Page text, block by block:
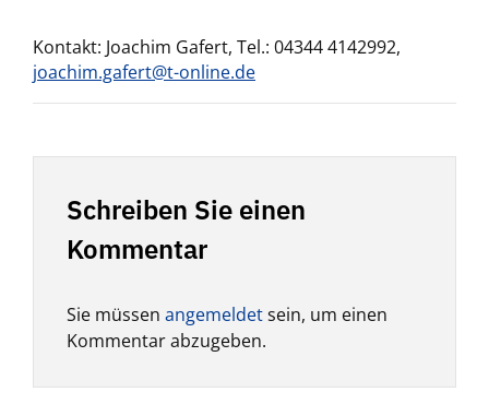
Kontakt: Joachim Gafert, Tel.: 04344 4142992,
joachim.gafert@t-online.de
Schreiben Sie einen
Kommentar
Sie müssen angemeldetsein, um einen
Kommentar abzugeben.